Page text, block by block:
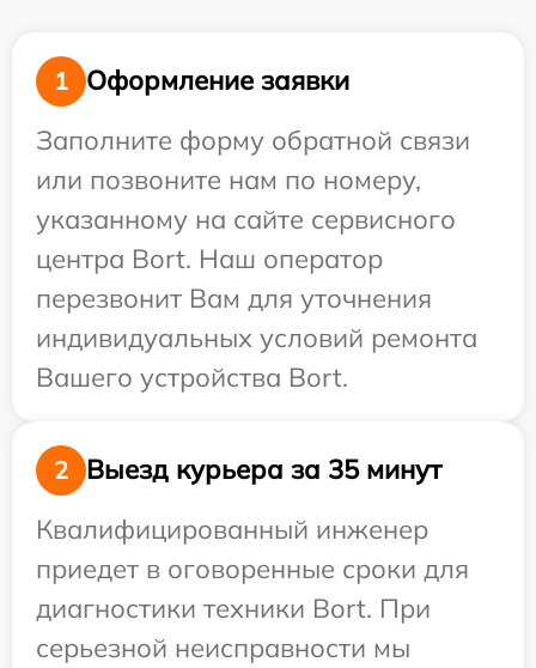
1
Оформление заявки
Заполните форму обратной связи
или позвоните нам по номеру,
указанному на сайте сервисного
центра Bort. Наш оператор
перезвонит Вам для уточнения
индивидуальных условий ремонта
Вашего устройства Bort.
2
Выезд курьера за 35 минут
Квалифицированный инженер
приедет в оговоренные сроки для
диагностики техники Bort. При
серьезной неисправности мы